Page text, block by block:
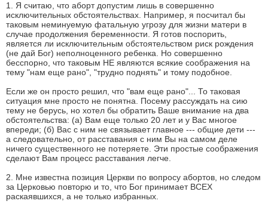
1. Я считаю, что аборт допустим лишь в совершенно
исключительных обстоятельствах. Например, я посчитал бы
таковым неминуемую фатальную угрозу для жизни матери в
случае продолжения беременности. Я готов поспорить,
является ли исключительным обстоятельством риск рождения
(не дай Бог) неполноценного ребенка. Но совершенно
бесспорно, что таковым НЕ являются всякие соображения на
тему "нам еще рано", "трудно поднять" и тому подобное.
Если же он просто решил, что "вам еще рано"... То таковая
ситуация мне просто не понятна. Посему рассуждать на сию
тему не берусь, но хотел бы обратить Ваше внимание на два
обстоятельства: (а) Вам еще только 20 лет и у Вас многое
впереди; (б) Вас с ним не связывает главное --- общие дети ---
а следовательно, от расставания с ним Вы на самом деле
ничего существенного не потеряете. Эти простые соображения
сделают Вам процесс расставания легче.
2. Мне известна позиция Церкви по вопросу абортов, но следом
за Церковью повторю и то, что Бог принимает ВСЕХ
раскаявшихся, а не только избранных.